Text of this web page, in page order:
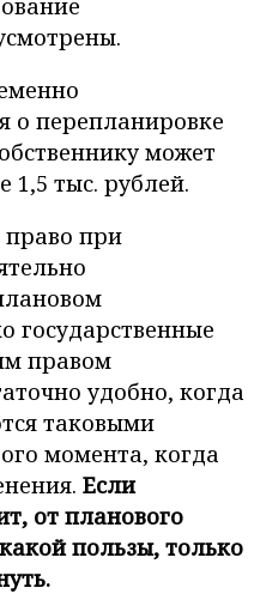
о перепланировке
может
1,5 тыс. рублей.
при
государственные
правом
удобно, когда
таковыми
момента, когда
Если
от планового
пользы, только